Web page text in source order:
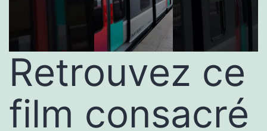
Retrouvez ce
film consacré